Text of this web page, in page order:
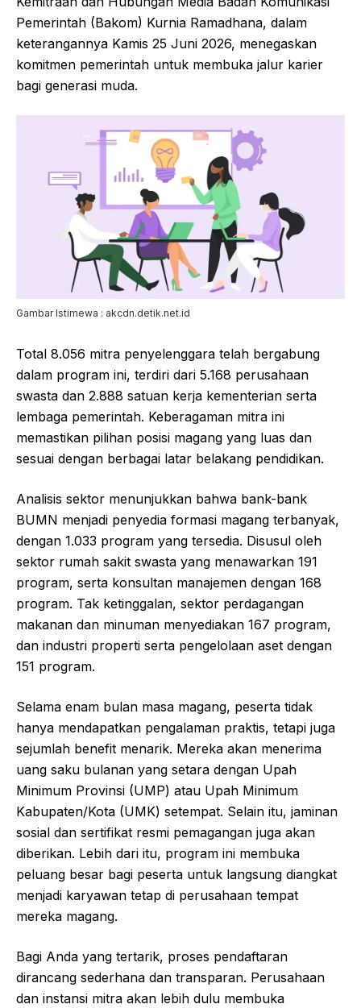
Pemerintah (Bakom) Kurnia Ramadhana, dalam
keterangannya Kamis 25 Juni 2026, menegaskan
komitmen pemerintah untuk membuka jalur karier
bagi generasi muda.
Gambar Istimewa : akcdn.detik.net.id
Total 8.056 mitra penyelenggara telah bergabung
dalam program ini, terdiri dari 5.168 perusahaan
swasta dan 2.888 satuan kerja kementerian serta
lembaga pemerintah. Keberagaman mitra ini
memastikan pilihan posisi magang yang luas dan
sesuai dengan berbagai latar belakang pendidikan.
Analisis sektor menunjukkan bahwa bank-bank
BUMN menjadi penyedia formasi magang terbanyak,
dengan 1.033 program yang tersedia. Disusul oleh
sektor rumah sakit swasta yang menawarkan 191
program, serta konsultan manajemen dengan 168
program. Tak ketinggalan, sektor perdagangan
makanan dan minuman menyediakan 167 program,
dan industri properti serta pengelolaan aset dengan
151 program.
Selama enam bulan masa magang, peserta tidak
hanya mendapatkan pengalaman praktis, tetapi juga
sejumlah benefit menarik. Mereka akan menerima
uang saku bulanan yang setara dengan Upah
Minimum Provinsi (UMP) atau Upah Minimum
Kabupaten/Kota (UMK) setempat. Selain itu, jaminan
sosial dan sertifikat resmi pemagangan juga akan
diberikan. Lebih dari itu, program ini membuka
peluang besar bagi peserta untuk langsung diangkat
menjadi karyawan tetap di perusahaan tempat
mereka magang.
Bagi Anda yang tertarik, proses pendaftaran
dirancang sederhana dan transparan. Perusahaan
dan instansi mitra akan lebih dulu membuka